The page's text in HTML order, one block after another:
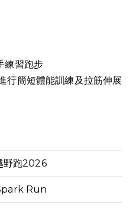
練習跑步
行簡短體能訓練及拉筋伸展
野跑2026
Run